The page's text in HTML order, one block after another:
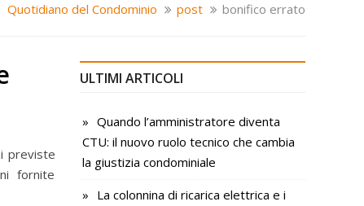
Quotidiano del Condominio post bonifico errato
previste
fornite
ULTIMI ARTICOLI
Quando l’amministratore diventa
CTU: il nuovo ruolo tecnico che cambia
la giustizia condominiale
La colonnina di ricarica elettrica e i